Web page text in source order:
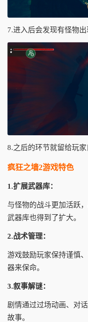
7.进入后会发现有怪物
8.之后的环节就留给玩家
疯狂之墙2游戏特色
1.扩展武器库：
与怪物的战斗更加活跃
武器库也得到了扩大。
2.战术管理：
游戏鼓励玩家保持谨慎
器来保命。
3.叙事解谜：
剧情通过过场动画、对
故事。